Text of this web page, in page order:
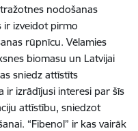
nodošanas
ir izveidot pirmo
rūpnīcu. Vēlamies
biomasu un Latvijai
sniedz attīstīts
ir izrādījusi interesi par šīs
attīstību, sniedzot
“Fibenol” ir kas vairāk